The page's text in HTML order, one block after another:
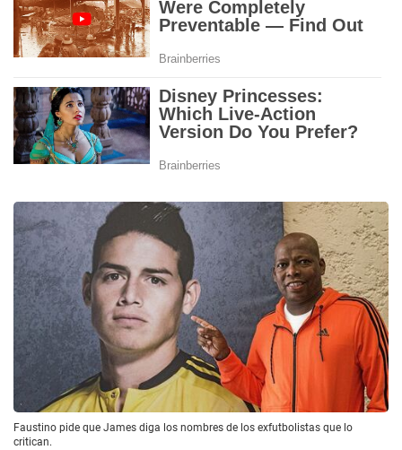
Faustino pide que James diga los nombres de los exfutbolistas que lo
critican.